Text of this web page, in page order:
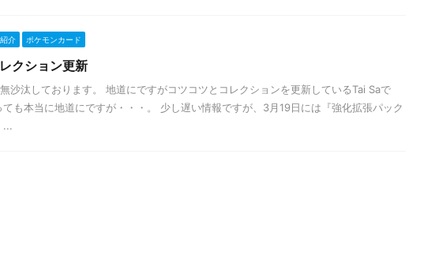
介 ポケモンカード
クション更新
沙汰しております。 地道にですがコツコツとコレクションを更新しているTai Saで
も本当に地道にですが・・・。 少し遅い情報ですが、3月19日には『強化拡張パック
...